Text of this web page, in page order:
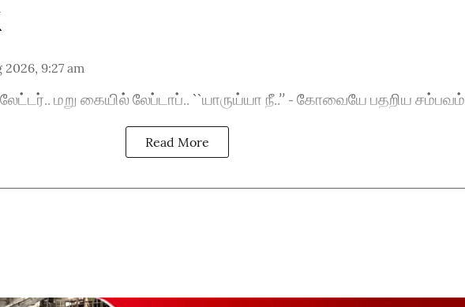
2026, 9:27 am
மறு கையில் லேப்டாப்.. ``யாருய்யா நீ..’’ - கோவையே பதறிய சம்பவம்
Read More